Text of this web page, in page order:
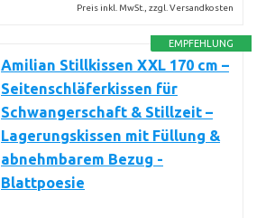
Preis inkl. MwSt., zzgl. Versandkosten
EMPFEHLUNG
Amilian Stillkissen XXL 170 cm –
Seitenschläferkissen für
Schwangerschaft & Stillzeit –
Lagerungskissen mit Füllung &
abnehmbarem Bezug -
Blattpoesie